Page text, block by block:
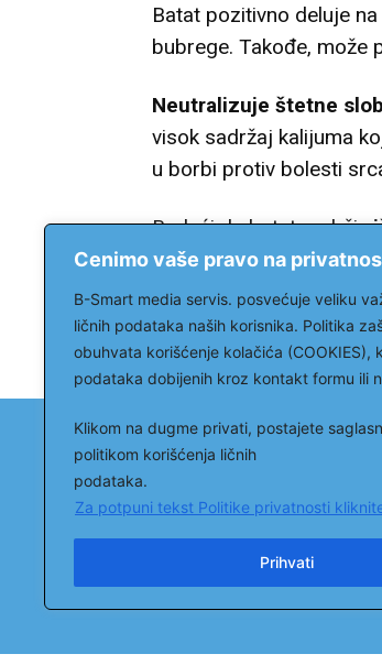
Cenimo vaše pravo na
B-Smart media servis. posvećuje veliku
ličnih podataka naših korisnika. Politika
obuhvata korišćenje kolačića (COOKIES),
podataka dobijenih kroz kontakt formu ili
Klikom na dugme privati, postajete
politikom korišćenja ličnih
podataka.
Za potpuni tekst Politike privatnosti
Prihvati
Batat pozitivno deluje
bubrege. Takođe, može
Neutralizuje štetne
visok sadržaj kalijuma
u borbi protiv bolesti
Budući da batat sadrži
antioksidans, i više C
da ga često koriste u
Izvor: sd.rs
Uslovi korišćenja
Portal ordinacija.tv vam
korišćenje sadržaja svog
navodjenje izvora i aktivnog